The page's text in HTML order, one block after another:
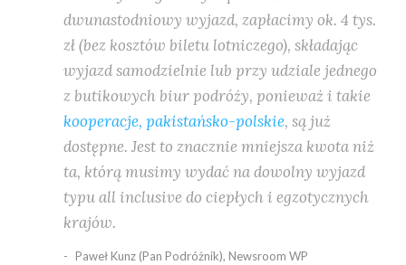
dwunastodniowy wyjazd, zapłacimy ok. 4 tys.
zł (bez kosztów biletu lotniczego), składając
wyjazd samodzielnie lub przy udziale jednego
z butikowych biur podróży, ponieważ i takie
kooperacje, pakistańsko-polskie, są już
dostępne. Jest to znacznie mniejsza kwota niż
ta, którą musimy wydać na dowolny wyjazd
typu all inclusive do ciepłych i egzotycznych
krajów.
Paweł Kunz (Pan Podróżnik), Newsroom WP